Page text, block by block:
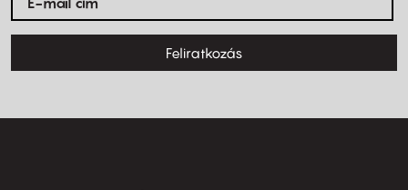
Feliratkozás